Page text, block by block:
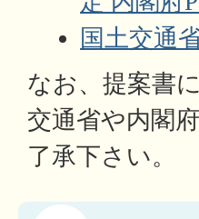
国土交通
なお、提案書
交通省や内閣
了承下さい。